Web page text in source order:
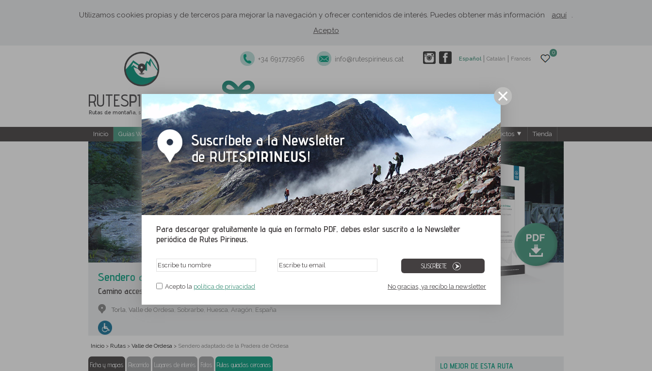
Utilizamos cookies propias y de terceros para mejorar la navegación y ofrecer contenidos de interés. Puedes obtener más información aquí
.
Acepto
RUTESPIRINEUS
Rutas de montaña, senderismo y excursiones
0
Español Catalán Francés
+34 691772966 info@rutespirineus.cat
Para descargar gratuitamente la guía en formato PDF, debes estar suscrito a la Newsletter
periódica de Rutes Pirineus.
SUSCRÍBETE
Acepto la política de privacidad No gracias, ya recibo la newsletter
Inicio Guías Web y PDF gratuitas Excursiones y actividades guiadas Rutas autoguiadas Establecimientos El Rusc: Proyectos Tienda
Sendero adaptado de la Pradera de Ordesa
Camino accesible para personas con movilidad reducida en el valle de Ordesa
Torla, Valle de Ordesa, Sobrarbe, Huesca, Aragón, España
Inicio > Rutas > Valle de Ordesa > Sendero adaptado de la Pradera de Ordesa
Ficha y mapas Recorrido Lugares de interés Fotos Rutas guiadas cercanas LO MEJOR DE ESTA RUTA